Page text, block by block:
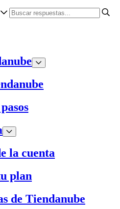
la cuenta
plan
de Tiendanube